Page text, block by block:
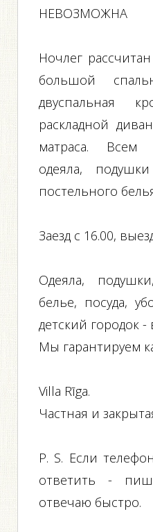
НЕВОЗМОЖНА
Ночлег
большой
двуспальная
раскладной
матраса. Всем
одеяла,
постельного
Заезд с 16.00,
Oдеяла,
белье, посуда,
детский городок
Мы гарантируем
Villa Rīga.
Частная и
P. S. Если
ответить -
отвечаю быстро.